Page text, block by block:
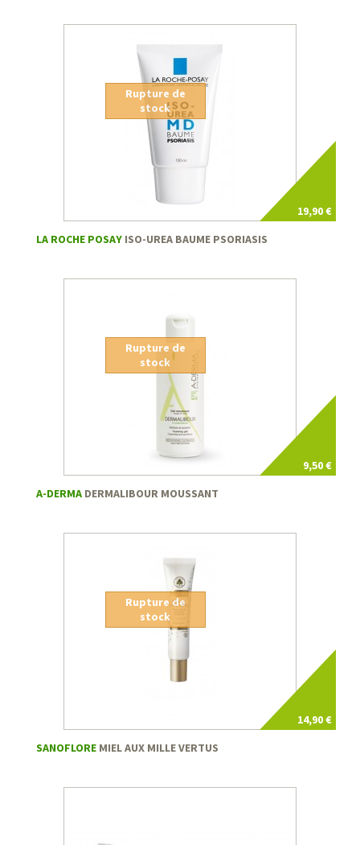
19,90 €
Rupture de
stock
LA ROCHE POSAY ISO-UREA BAUME PSORIASIS
9,50 €
Rupture de
stock
A-DERMA DERMALIBOUR MOUSSANT
14,90 €
Rupture de
stock
SANOFLORE MIEL AUX MILLE VERTUS